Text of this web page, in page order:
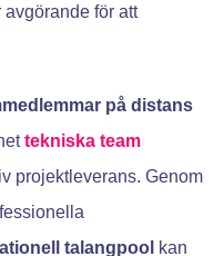
avgörande för att
på distans
tekniska team
projektleverans. Genom
talangpool kan